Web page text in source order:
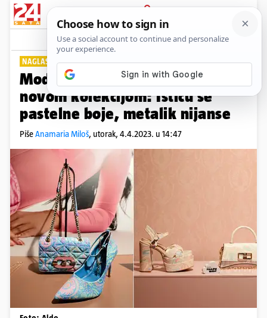
PRIJAVA
Lifestyle Komentari
NAGLASAK NA UDOBNOSTI
Modni brend Aldo oduševio je
novom kolekcijom: Ističu se
pastelne boje, metalik nijanse
PišeAnamaria Miloš, utorak, 4.4.2023. u 14:47